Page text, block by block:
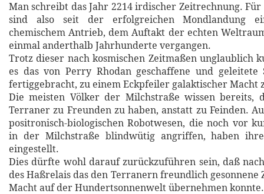
Man schreibt das Jahr 2214 irdischer Zeitrechnung.
sind also seit der erfolgreichen Mondlandung
chemischem Antrieb, dem Auftakt der echten
einmal anderthalb Jahrhunderte vergangen.
Trotz dieser nach kosmischen Zeitmaßen unglaublich
es das von Perry Rhodan geschaffene und
fertiggebracht, zu einem Eckpfeiler galaktischer Macht
Die meisten Völker der Milchstraße wissen bereits,
Terraner zu Freunden zu haben, anstatt zu Feinden.
positronisch-biologischen Robotwesen, die noch vor
in der Milchstraße blindwütig angriffen, haben
eingestellt.
Dies dürfte wohl darauf zurückzuführen sein, daß
des Haßrelais das den Terranern freundlich gesonnene
Macht auf der Hundertsonnenwelt übernehmen konnte.